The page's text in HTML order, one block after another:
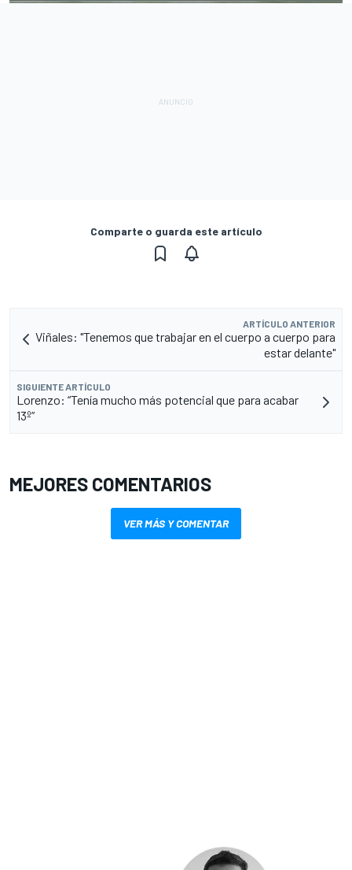
Comparte o guarda este artículo
ARTÍCULO ANTERIOR
Viñales: "Tenemos que trabajar en el cuerpo a cuerpo para
estar delante"
SIGUIENTE ARTÍCULO
Lorenzo: “Tenía mucho más potencial que para acabar
13º”
MEJORES COMENTARIOS
VER MÁS Y COMENTAR